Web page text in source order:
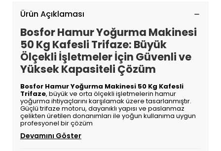
Ürün Açıklaması
Bosfor Hamur Yoğurma Makinesi
50 Kg Kafesli Trifaze: Büyük
Ölçekli İşletmeler İçin Güvenli ve
Yüksek Kapasiteli Çözüm
Bosfor Hamur Yoğurma Makinesi 50 Kg Kafesli
Trifaze, büyük ve orta ölçekli işletmelerin hamur
yoğurma ihtiyaçlarını karşılamak üzere tasarlanmıştır.
Güçlü trifaze motoru, dayanıklı yapısı ve paslanmaz
çelikten üretilen donanımları ile yoğun kullanıma uygun
profesyonel bir çözüm
Devamını Göster